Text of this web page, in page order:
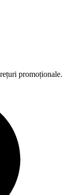
promoționale.